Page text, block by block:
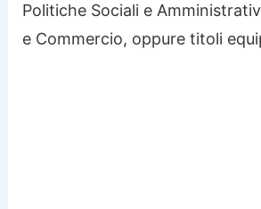
Politiche Sociali e
e Commercio, oppure titoli